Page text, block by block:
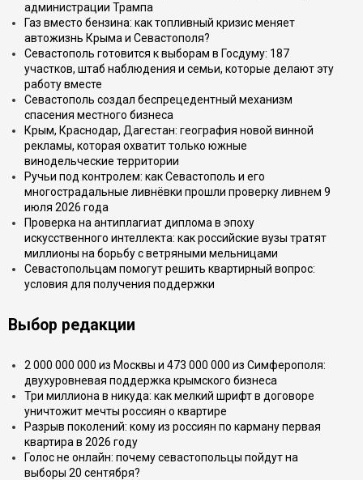
администрации Трампа
Газ вместо бензина: как топливный кризис меняет
автожизнь Крыма и Севастополя?
Севастополь готовится к выборам в Госдуму: 187
участков, штаб наблюдения и семьи, которые делают эту
работу вместе
Севастополь создал беспрецедентный механизм
спасения местного бизнеса
Крым, Краснодар, Дагестан: география новой винной
рекламы, которая охватит только южные
винодельческие территории
Ручьи под контролем: как Севастополь и его
многострадальные ливнёвки прошли проверку ливнем 9
июля 2026 года
Проверка на антиплагиат диплома в эпоху
искусственного интеллекта: как российские вузы тратят
миллионы на борьбу с ветряными мельницами
Севастопольцам помогут решить квартирный вопрос:
условия для получения поддержки
Выбор редакции
2 000 000 000 из Москвы и 473 000 000 из Симферополя:
двухуровневая поддержка крымского бизнеса
Три миллиона в никуда: как мелкий шрифт в договоре
уничтожит мечты россиян о квартире
Разрыв поколений: кому из россиян по карману первая
квартира в 2026 году
Голос не онлайн: почему севастопольцы пойдут на
выборы 20 сентября?